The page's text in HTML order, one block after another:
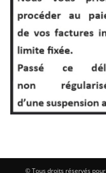
© Tous droits réservés pour